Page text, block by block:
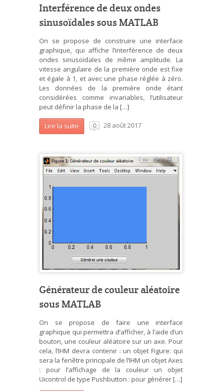
Interférence de deux ondes
sinusoïdales sous MATLAB
On se propose de construire une interface
graphique, qui affiche l’interférence de deux
ondes sinusoïdales de même amplitude. La
vitesse angulaire de la première onde est fixe
et égale à 1, et avec une phase réglée à zéro.
Les données de la première onde étant
considérées comme invariables, l’utilisateur
peut définir la phase de la […]
Lire la suite 0 28 août 2017
Générateur de couleur aléatoire
sous MATLAB
On se propose de faire une interface
graphique qui permettra d’afficher, à l’aide d’un
bouton, une couleur aléatoire sur un axe. Pour
cela, l’IHM devra contenir : un objet Figure: qui
sera la fenêtre principale de l’IHM un objet Axes
: pour l’affichage de la couleur un objet
Uicontrol de type Pushbutton : pour générer […]